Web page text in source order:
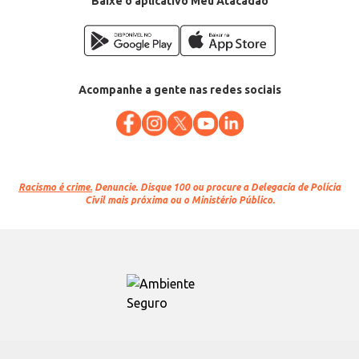
Acompanhe a gente nas redes sociais
Racismo é crime. Denuncie. Disque 100 ou procure a Delegacia de Polícia
Civil mais próxima ou o Ministério Público.